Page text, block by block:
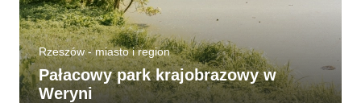
Rzeszów - miasto i region
Pałacowy park krajobrazowy w
Weryni